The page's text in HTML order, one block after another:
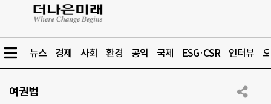
뉴스 경제 사회 환경 공익 국제 ESG·CSR 인터뷰
여권법